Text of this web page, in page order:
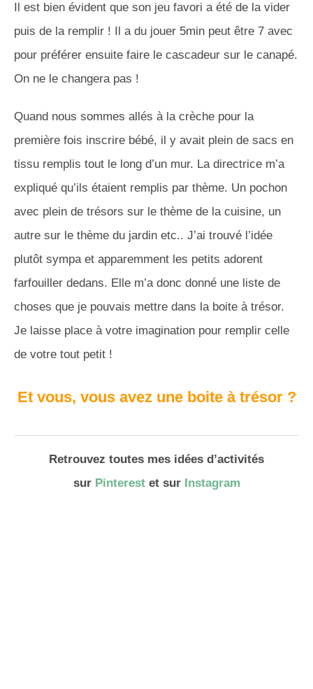
Il est bien évident que son jeu favori a été de la vider
puis de la remplir ! Il a du jouer 5min peut être 7 avec
pour préférer ensuite faire le cascadeur sur le canapé.
On ne le changera pas !
Quand nous sommes allés à la crèche pour la
première fois inscrire bébé, il y avait plein de sacs en
tissu remplis tout le long d’un mur. La directrice m’a
expliqué qu’ils étaient remplis par thème. Un pochon
avec plein de trésors sur le thème de la cuisine, un
autre sur le thème du jardin etc.. J’ai trouvé l’idée
plutôt sympa et apparemment les petits adorent
farfouiller dedans. Elle m’a donc donné une liste de
choses que je pouvais mettre dans la boite à trésor.
Je laisse place à votre imagination pour remplir celle
de votre tout petit !
Et vous, vous avez une boite à trésor ?
Retrouvez toutes mes idées d’activités
sur Pinterestet sur Instagram